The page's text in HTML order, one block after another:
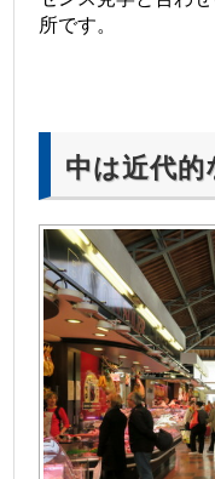
所です。
中は近代的